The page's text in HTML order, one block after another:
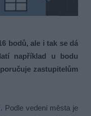
bodů, ale i tak se dá
například u bodu
zastupitelům
. Podle vedení města je